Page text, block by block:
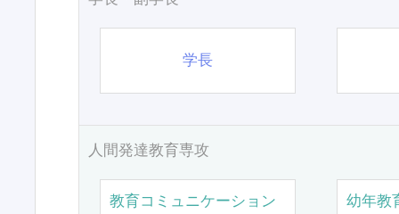
学長
人間発達教育専攻
教育コミュニケーション
幼年教